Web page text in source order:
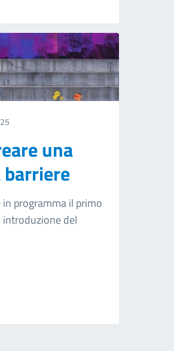
una
programma il primo
del